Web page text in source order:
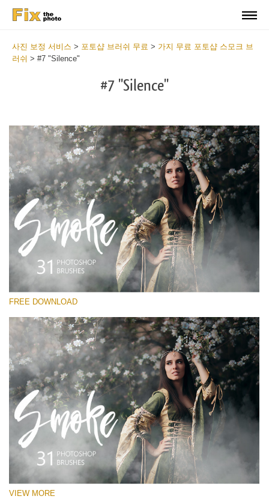
사진 보정 서비스 > 포토샵 브러쉬 무료 > 가지 무료 포토샵 스모크 브
러쉬 > #7 "Silence"
#7 "Silence"
선택 해주세요
White Smoke
(31 Ps Brushes)
무료 다운로드
FREE DOWNLOAD
VIEW MORE